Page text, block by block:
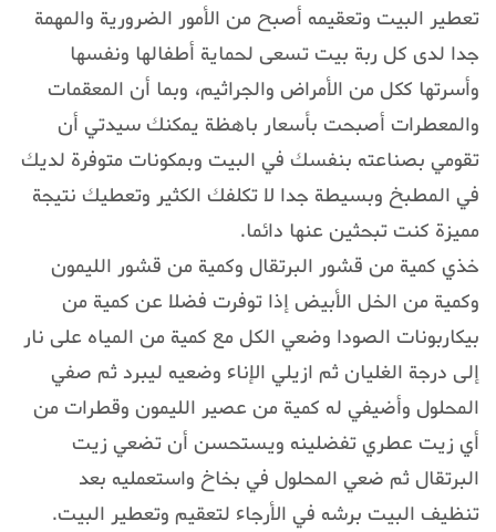
تعطير البيت وتعقيمه أصبح من الأمور الضرورية والمهمة
جدا لدى كل ربة بيت تسعى لحماية أطفالها ونفسها
وأسرتها ككل من الأمراض والجراثيم، وبما أن المعقمات
والمعطرات أصبحت بأسعار باهظة يمكنك سيدتي أن
تقومي بصناعته بنفسك في البيت وبمكونات متوفرة لديك
في المطبخ وبسيطة جدا لا تكلفك الكثير وتعطيك نتيجة
مميزة كنت تبحثين عنها دائما.
خذي كمية من قشور البرتقال وكمية من قشور الليمون
وكمية من الخل الأبيض إذا توفرت فضلا عن كمية من
بيكاربونات الصودا وضعي الكل مع كمية من المياه على نار
إلى درجة الغليان ثم ازيلي الإناء وضعيه ليبرد ثم صفي
المحلول وأضيفي له كمية من عصير الليمون وقطرات من
أي زيت عطري تفضلينه ويستحسن أن تضعي زيت
البرتقال ثم ضعي المحلول في بخاخ واستعمليه بعد
تنظيف البيت برشه في الأرجاء لتعقيم وتعطير البيت.